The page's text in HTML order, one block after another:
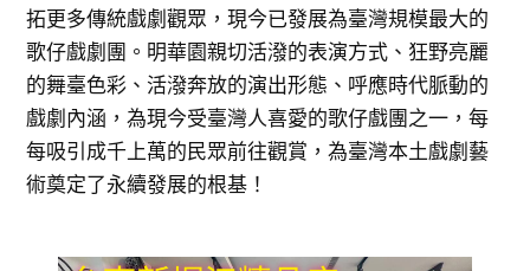
拓更多傳統戲劇觀眾，現今已發展為臺灣規模最大的
歌仔戲劇團。明華園親切活潑的表演方式、狂野亮麗
的舞臺色彩、活潑奔放的演出形態、呼應時代脈動的
戲劇內涵，為現今受臺灣人喜愛的歌仔戲團之一，每
每吸引成千上萬的民眾前往觀賞，為臺灣本土戲劇藝
術奠定了永續發展的根基！